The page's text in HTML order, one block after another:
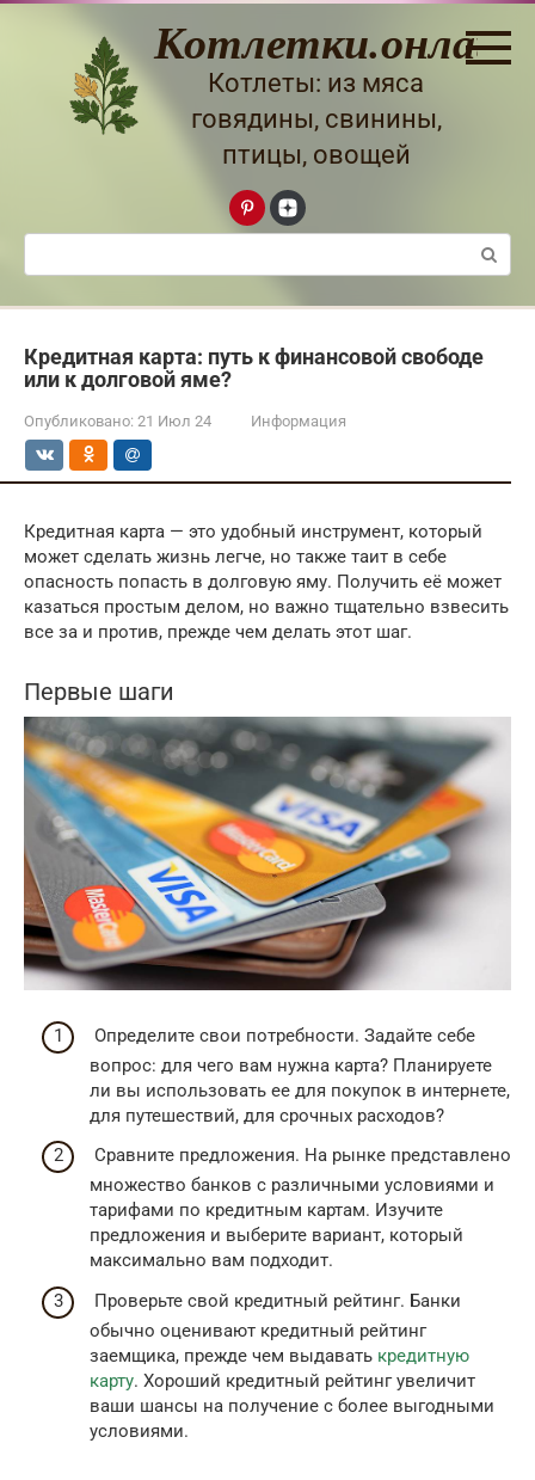
Перейти
Котлетки.онлайн
Котлеты: из мяса
говядины, свинины,
птицы, овощей
Поиск:
Кредитная карта: путь к финансовой свободе
или к долговой яме?
Опубликовано: 21 Июл 24 Информация
Кредитная карта — это удобный инструмент, который
может сделать жизнь легче, но также таит в себе
опасность попасть в долговую яму. Получить её может
казаться простым делом, но важно тщательно взвесить
все за и против, прежде чем делать этот шаг.
Первые шаги
Определите свои потребности. Задайте себе
вопрос: для чего вам нужна карта? Планируете
ли вы использовать ее для покупок в интернете,
для путешествий, для срочных расходов?
Сравните предложения. На рынке представлено
множество банков с различными условиями и
тарифами по кредитным картам. Изучите
предложения и выберите вариант, который
максимально вам подходит.
Проверьте свой кредитный рейтинг. Банки
обычно оценивают кредитный рейтинг
заемщика, прежде чем выдавать кредитную
карту. Хороший кредитный рейтинг увеличит
ваши шансы на получение с более выгодными
условиями.